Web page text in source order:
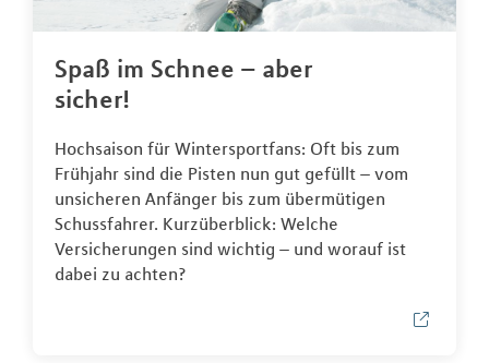
Spaß im Schnee – aber
sicher!
Hochsaison für Wintersportfans: Oft bis zum
Frühjahr sind die Pisten nun gut gefüllt – vom
unsicheren Anfänger bis zum übermütigen
Schussfahrer. Kurzüberblick: Welche
Versicherungen sind wichtig – und worauf ist
dabei zu achten?